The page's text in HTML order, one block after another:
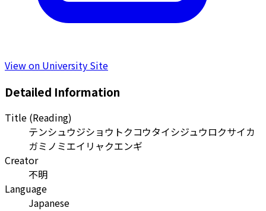
View on University Site
Detailed Information
Title (Reading)
テンシュウジショウトクコウタイシジュウロクサイカ
ガミノミエイリャクエンギ
Creator
不明
Language
Japanese